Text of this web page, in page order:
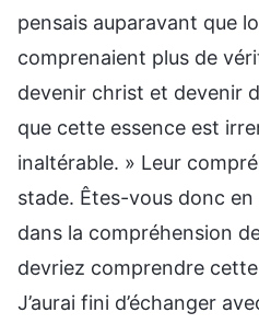
pensais auparavant que
comprenaient plus de
devenir christ et devenir
que cette essence est
inaltérable. » Leur
stade. Êtes-vous donc en
dans la compréhension
devriez comprendre
J’aurai fini d’échanger